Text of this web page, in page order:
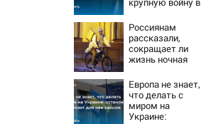
неизбежной
Россиянам
рассказали,
сокращает ли
жизнь ночная
Европа не знает,
что делать с
миром на
Украине: